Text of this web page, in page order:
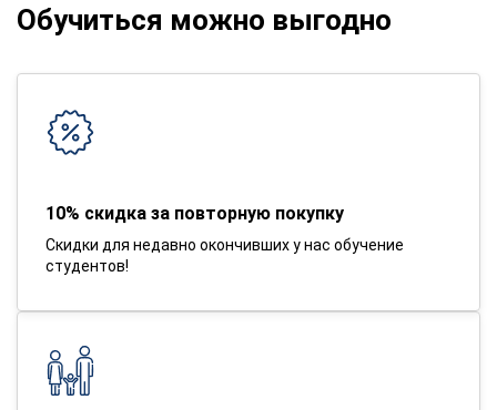
Обучиться можно выгодно
10% скидка за повторную покупку
Скидки для недавно окончивших у нас обучение
студентов!